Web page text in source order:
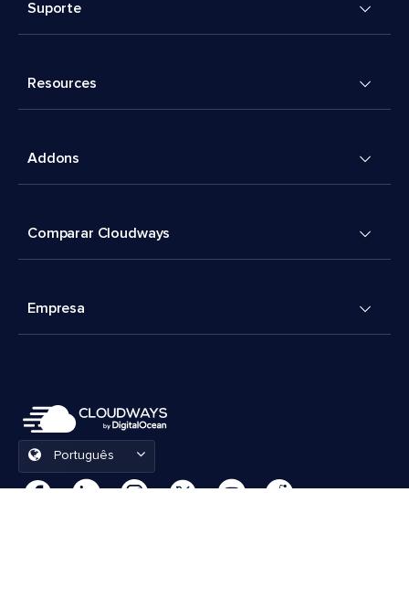
Suporte
Resources
Addons
Comparar Cloudways
Empresa
Português